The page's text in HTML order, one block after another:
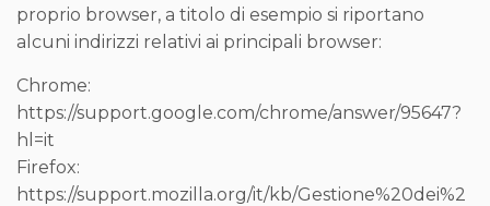
proprio browser, a titolo di esempio si riportano
alcuni indirizzi relativi ai principali browser:
Chrome:
https://support.google.com/chrome/answer/95647?
hl=it
Firefox:
https://support.mozilla.org/it/kb/Gestione%20dei%2